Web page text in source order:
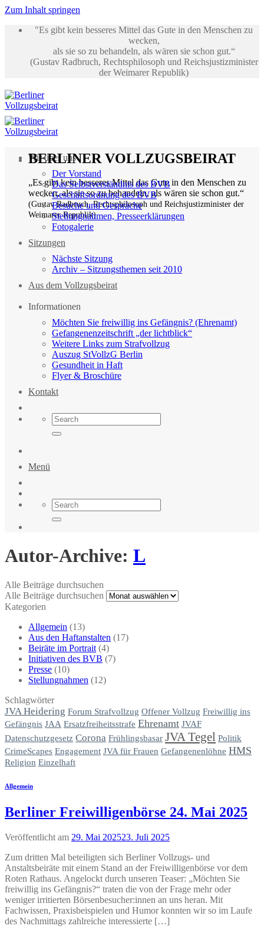
Zum Inhalt springen
"Es gibt kein besseres Mittel das Gute in den Menschen zu
wecken,
als sie so zu behandeln, als wären sie schon gut.“
(Gustav Radbruch, Rechtsphilosoph und Reichsjustizminister
der Weimarer Republik)
BERLINER VOLLZUGSBEIRAT
„Es gibt kein besseres Mittel das Gute in den Menschen zu
wecken, als sie so zu behandeln, als wären sie schon gut.“
(Gustav Radbruch, Rechtsphilosoph und Reichsjustizminister der
Weimarer Republik)
Wir über uns
Der Vorstand
Das Selbstverständnis des BVB
Geschäftsordnung des BVB
Besuche und Gespräche
Stellungnahmen, Presseerklärungen
Fotogalerie
Sitzungen
Nächste Sitzung
Archiv – Sitzungsthemen seit 2010
Aus dem Vollzugsbeirat
Informationen
Möchten Sie freiwillig ins Gefängnis? (Ehrenamt)
Gefangenenzeitschrift „der lichtblick“
Weitere Links zum Strafvollzug
Auszug StVollzG Berlin
Gesundheit in Haft
Flyer & Broschüre
Kontakt
Menü
Autor-Archive: L
Alle Beiträge durchsuchen
Alle Beiträge durchsuchen
Kategorien
Allgemein (13)
Aus den Haftanstalten (17)
Beiräte im Portrait (4)
Initiativen des BVB (7)
Presse (10)
Stellungnahmen (12)
Schlagwörter
JVA Heidering Forum Strafvollzug Offener Vollzug Freiwillig ins
Gefängnis JAA Ersatzfreiheitsstrafe Ehrenamt JVAF
Datenschutzgesetz Corona Frühlingsbasar JVA Tegel Politik
CrimeScapes Engagement JVA für Frauen Gefangenenlöhne HMS
Religion Einzelhaft
Allgemein
Berliner Freiwilligenbörse 24. Mai 2025
Veröffentlicht am 29. Mai 202523. Juli 2025
Zum dritten Mal beteiligten sich Berliner Vollzugs- und
Anstaltsbeiräte mit einem Stand an der Freiwilligenbörse vor dem
Roten Rathaus. Angelockt durch unseren Teaser: „Möchten Sie
freiwillig ins Gefängnis?“ traten die von der Frage mehr oder
weniger irritierten Börsenbesucher:innen an uns heran. Mit
Fachwissen, Praxisbeispielen und Humor konnten wir so im Laufe
des Nachmittags zahlreiche interessierte […]